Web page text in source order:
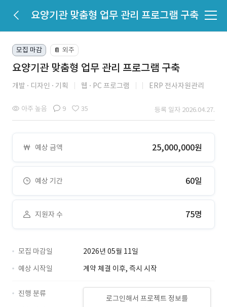
요양기관 맞춤형 업무 관리 프로그램 구축
모집 마감 📔 외주
요양기관 맞춤형 업무 관리 프로그램 구축
개발 디자인 기획 웹 PC 프로그램 ERP 전사자원관리
아주 높음 9 35 등록 일자 2026.04.27.
예상 금액 25,000,000원
예상 기간 60일
지원자 수 75명
모집 마감일
2026년 05월 11일
예상 시작일
계약 체결 이후, 즉시 시작
로그인해서 프로젝트 정보를
진행 분류